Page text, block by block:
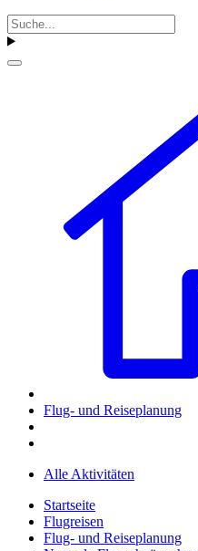
Flug- und Reiseplanung
Alle Aktivitäten
Startseite
Flugreisen
Flug- und Reiseplanung